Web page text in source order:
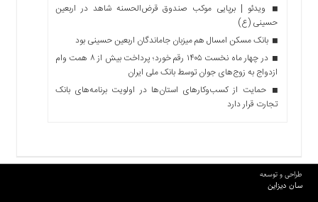
ویدئو | برپایی موکب صندوق قرض‌الحسنه شاهد در اربعین
حسینی (ع)
بانک مسکن امسال هم میزبان جاماندگان اربعین حسینی بود
در چهار ماه نخست ۱۴۰۵ رقم خورد؛ پرداخت بیش از ۸ همت وام
ازدواج به زوج‌های جوان توسط بانک ملی ایران
حمایت از کسب‌وکارهای استان‌ها در اولویت برنامه‌های بانک
تجارت قرار دارد
طراحی و توسعه
سان دیزاین